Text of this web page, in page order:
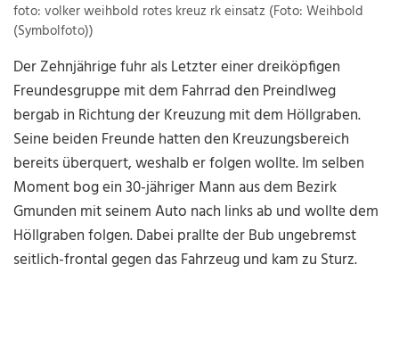
foto: volker weihbold rotes kreuz rk einsatz (Foto: Weihbold
(Symbolfoto))
Der Zehnjährige fuhr als Letzter einer dreiköpfigen
Freundesgruppe mit dem Fahrrad den Preindlweg
bergab in Richtung der Kreuzung mit dem Höllgraben.
Seine beiden Freunde hatten den Kreuzungsbereich
bereits überquert, weshalb er folgen wollte. Im selben
Moment bog ein 30-jähriger Mann aus dem Bezirk
Gmunden mit seinem Auto nach links ab und wollte dem
Höllgraben folgen. Dabei prallte der Bub ungebremst
seitlich-frontal gegen das Fahrzeug und kam zu Sturz.